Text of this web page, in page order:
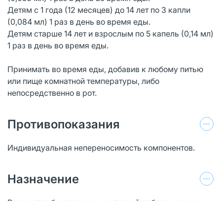
Детям с 1 года (12 месяцев) до 14 лет по 3 капли
(0,084 мл) 1 раз в день во время еды.
Детям старше 14 лет и взрослым по 5 капель (0,14 мл)
1 раз в день во время еды.
Принимать во время еды, добавив к любому питью
или пище комнатной температуры, либо
непосредственно в рот.
Противопоказания
Индивидуальная непереносимость компонентов.
Назначение